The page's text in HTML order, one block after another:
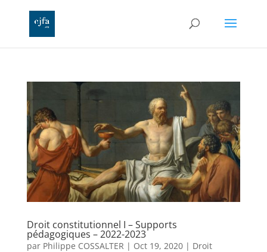
Droit constitutionnel I – Supports
pédagogiques – 2022-2023
par Philippe COSSALTER | Oct 19, 2020| Droit